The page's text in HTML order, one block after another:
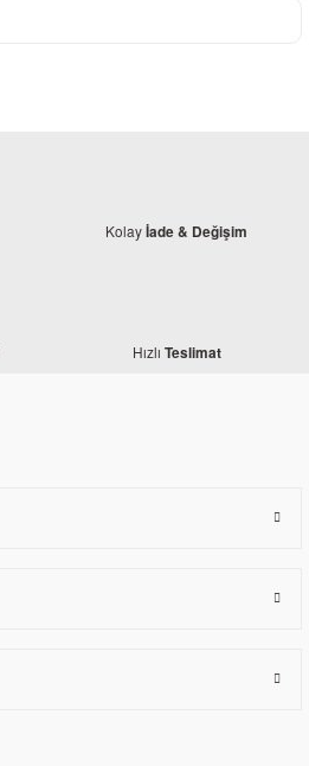
Kolayİade & Değişim
Hızlı Teslimat